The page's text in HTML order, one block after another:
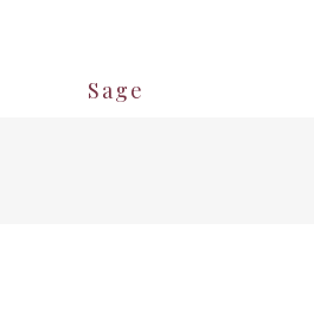
Sage